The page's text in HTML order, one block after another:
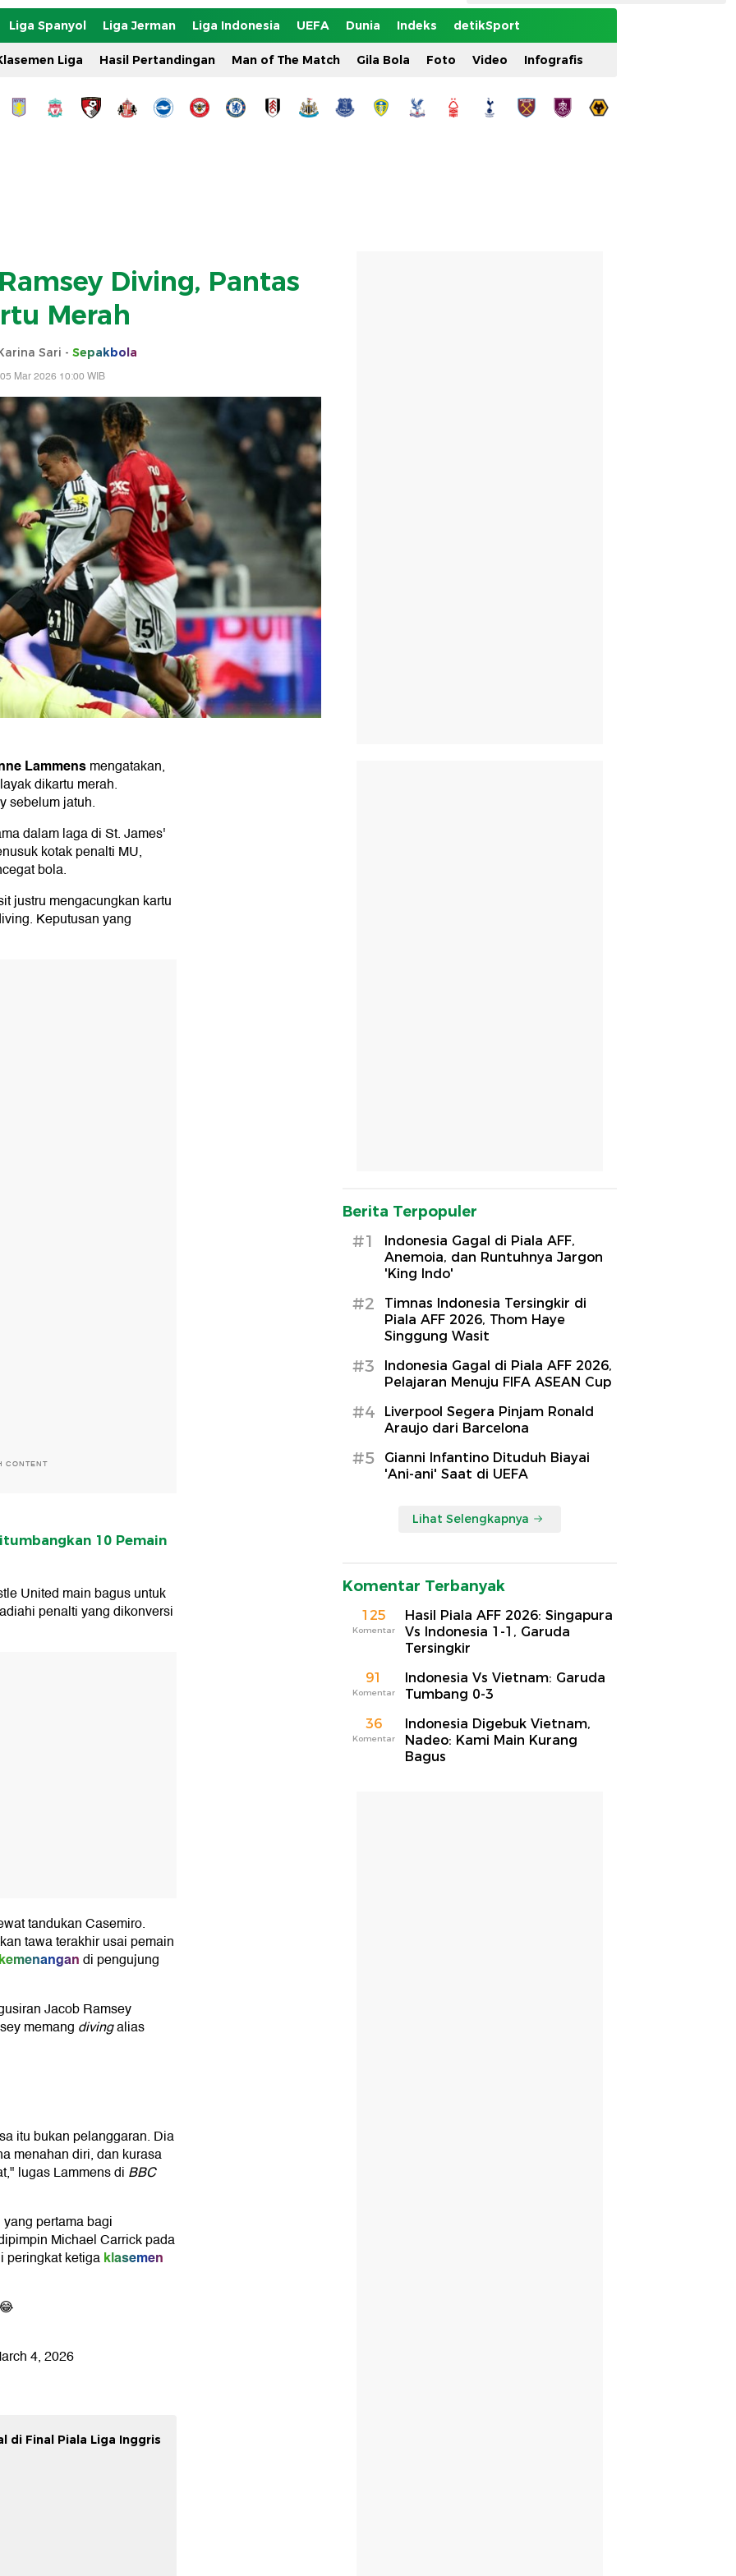
Liga Spanyol Liga Jerman Liga Indonesia UEFA Dunia Indeks detikSport
Liga Hasil Pertandingan Man of The Match Gila Bola Foto Video Infografis
Diving, Pantas
Merah
Sari - Sepakbola
Mar 2026 10:00 WIB
Lammensmengatakan,
dikartu merah.
sebelum jatuh.
dalam laga di St. James'
kotak penalti MU,
bola.
justru mengacungkan kartu
Keputusan yang
CONTENT
10 Pemain
United main bagus untuk
penalti yang dikonversi
tandukan Casemiro.
tawa terakhir usai pemain
kemenangandi pengujung
Jacob Ramsey
memang divingalias
itu bukan pelanggaran. Dia
menahan diri, dan kurasa
lugas Lammens di BBC
pertama bagi
Michael Carrick pada
peringkat ketigaklasemen
4, 2026
di Final Piala Liga Inggris
Berita Terpopuler
#1
Indonesia Gagal di Piala AFF,
Anemoia, dan Runtuhnya Jargon
'King Indo'
#2
Timnas Indonesia Tersingkir di
Piala AFF 2026, Thom Haye
Singgung Wasit
#3
Indonesia Gagal di Piala AFF 2026,
Pelajaran Menuju FIFA ASEAN Cup
#4
Liverpool Segera Pinjam Ronald
Araujo dari Barcelona
#5
Gianni Infantino Dituduh Biayai
'Ani-ani' Saat di UEFA
Lihat Selengkapnya
Komentar Terbanyak
125
Komentar
Hasil Piala AFF 2026: Singapura
Vs Indonesia 1-1, Garuda
Tersingkir
91
Komentar
Indonesia Vs Vietnam: Garuda
Tumbang 0-3
36
Komentar
Indonesia Digebuk Vietnam,
Nadeo: Kami Main Kurang
Bagus